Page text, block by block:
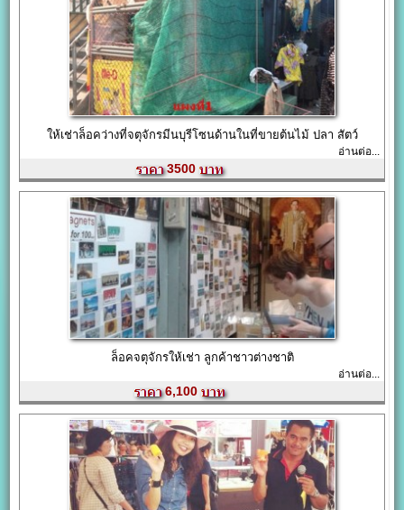
ให้เช่าล็อคว่างที่จตุจักรมีนบุรีโซนด้านในที่ขายต้นไม้ ปลา สัตว์
อ่านต่อ...
3500
ล็อคจตุจักรให้เช่า ลูกค้าชาวต่างชาติ
อ่านต่อ...
6,100